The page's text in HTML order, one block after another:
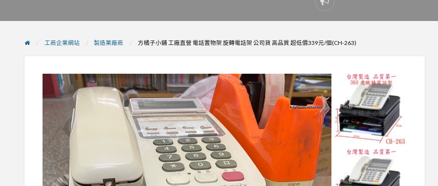
Report
problem
工商企業網站 製造業廠商 方橘子小舖 工廠直營 電話置物架 旋轉電話架 公司貨 高品質 超低價339元/個(CH-263)